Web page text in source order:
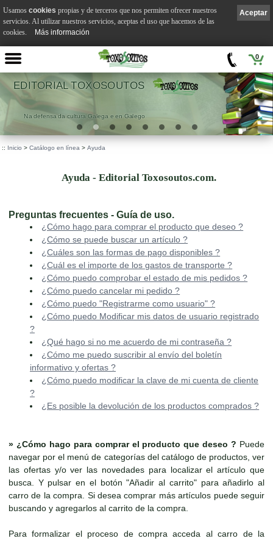
0
EDITORIAL TOXOSOUTOS
Na defensa da cultura Galega e en Galego
:: Inicio > Catálogo en línea > Ayuda
Ayuda - Editorial Toxosoutos.com.
Preguntas frecuentes - Guía de uso.
¿Cómo hago para comprar el producto que deseo ?
¿Cómo se puede buscar un artículo ?
¿Cuáles son las formas de pago disponibles ?
¿Cuál es el importe de los gastos de transporte ?
¿Cómo puedo comprobar el estado de mis pedidos ?
¿Cómo puedo cancelar mi pedido ?
¿Cómo puedo "Registrarme como usuario" ?
¿Cómo puedo Modificar mis datos de usuario registrado
?
¿Qué hago si no me acuerdo de mi contraseña ?
¿Cómo me puedo suscribir al envío del boletín
informativo y ofertas ?
¿Cómo puedo modificar la clave de mi cuenta de cliente
?
¿Es posible la devolución de los productos comprados ?
» ¿Cómo hago para comprar el producto que deseo ? Puede
navegar por el menú de categorías del catálogo de productos, ver
las ofertas y/o ver las novedades para localizar el artículo que
busca. Y pulsar en el botón "Añadir al carrito" para añadirlo al
carro de la compra. Si desea comprar más artículos puede seguir
buscando y agregarlos al carrito de la compra.
Para formalizar el proceso de compra acceda al carro de la
Aceptar
Usamos cookies propias y de terceros que nos permiten ofrecer nuestros
servicios. Al utilizar nuestros servicios, aceptas el uso que hacemos de las
cookies.
Más información